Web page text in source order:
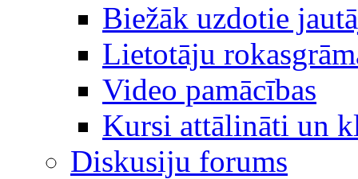
Biežāk uzdotie
Lietotāju
Video pamācības
Kursi attālināti un
Diskusiju forums